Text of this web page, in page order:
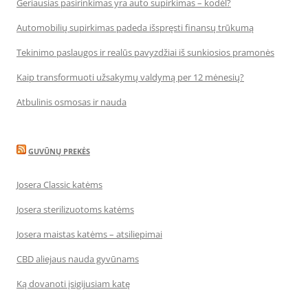
Geriausias pasirinkimas yra auto supirkimas – kodėl?
Automobilių supirkimas padeda išspręsti finansų trūkumą
Tekinimo paslaugos ir realūs pavyzdžiai iš sunkiosios pramonės
Kaip transformuoti užsakymų valdymą per 12 mėnesių?
Atbulinis osmosas ir nauda
GUVŪNŲ PREKĖS
Josera Classic katėms
Josera sterilizuotoms katėms
Josera maistas katėms – atsiliepimai
CBD aliejaus nauda gyvūnams
Ką dovanoti įsigijusiam katę